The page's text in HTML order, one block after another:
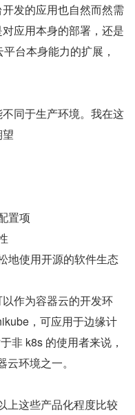
发的应用也自然而然需
应用本身的部署，还是
台本身能力的扩展，
同于生产环境。我在这
置项
地使用开源的软件生态
作为容器云的开发环
，可应用于边缘计
非 k8s 的使用者来说，
环境之一。
上这些产品化程度比较